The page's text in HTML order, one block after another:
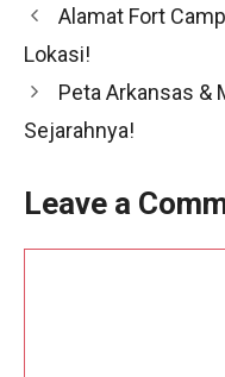
Alamat Fort
Lokasi!
Peta Arkansas &
Sejarahnya!
Leave a